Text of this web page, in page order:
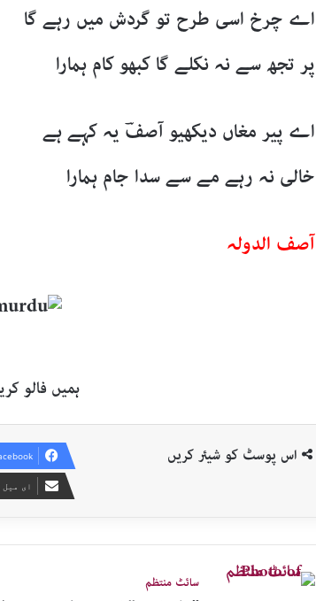
اے چرخ اسی طرح تو گردش میں رہے گا
پر تجھ سے نہ نکلے گا کبھو کام ہمارا
اے پیر مغاں دیکھیو آصفؔ یہ کہے ہے
خالی نہ رہے مے سے سدا جام ہمارا
آصف الدولہ
ہمیں فالو
اس پوسٹ کو شیئر کریں
ای
سائٹ منتظم